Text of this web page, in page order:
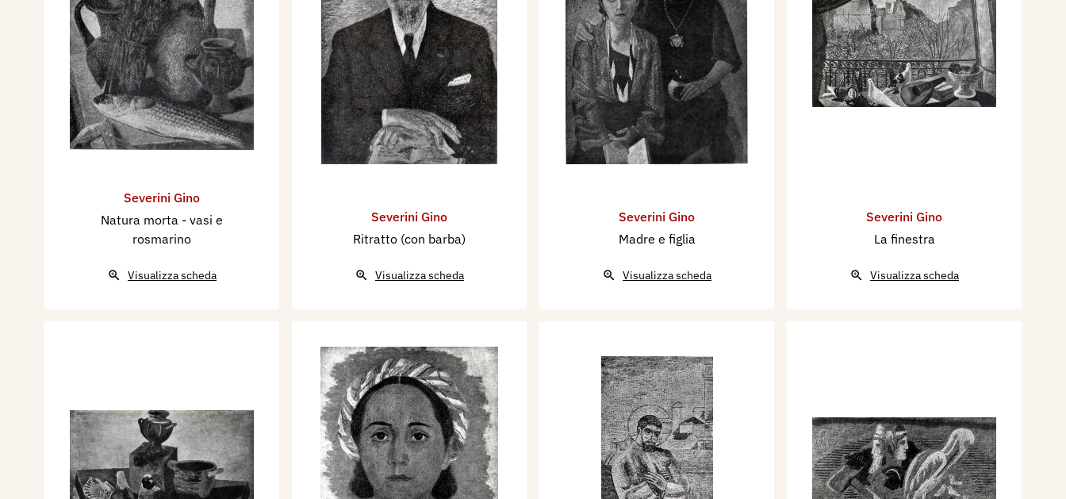
Severini Gino
Natura morta - vasi e
rosmarino
Visualizza scheda
Severini Gino
Ritratto (con barba)
Visualizza scheda
Severini Gino
Madre e figlia
Visualizza scheda
Severini Gino
La finestra
Visualizza scheda